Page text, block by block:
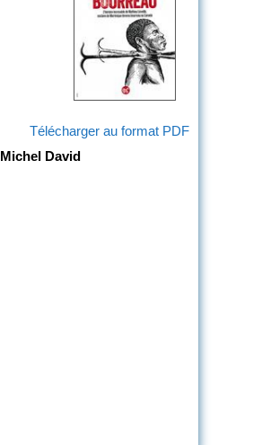
Télécharger au format PDF
Michel David